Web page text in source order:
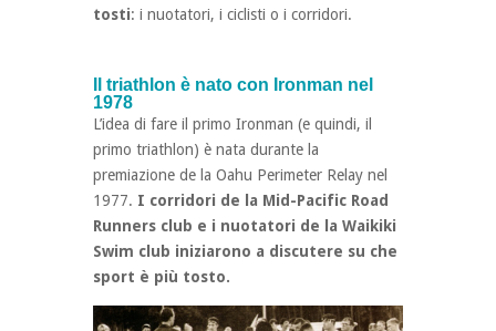
tosti: i nuotatori, i ciclisti o i corridori.
Il triathlon è nato con Ironman nel
1978
L’idea di fare il primo Ironman (e quindi, il
primo triathlon) è nata durante la
premiazione de la Oahu Perimeter Relay nel
1977. I corridori de la Mid-Pacific Road
Runners club e i nuotatori de la Waikiki
Swim club iniziarono a discutere su che
sport è più tosto.